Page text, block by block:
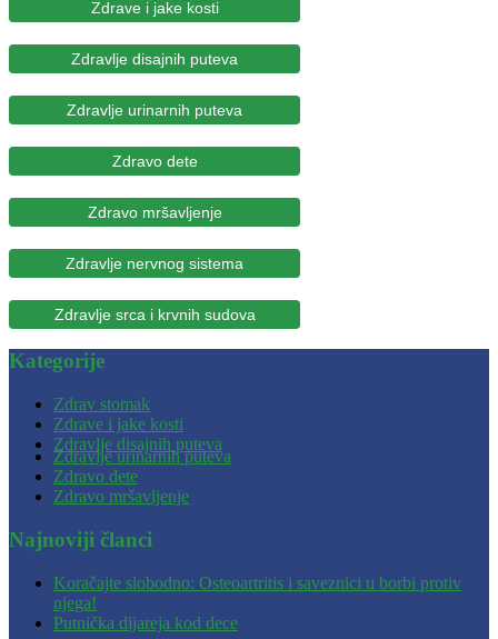
Zdrave i jake kosti
Zdravlje disajnih puteva
Zdravlje urinarnih puteva
Zdravo dete
Zdravo mršavljenje
Zdravlje nervnog sistema
Zdravlje srca i krvnih sudova
Kategorije
Zdrav stomak
Zdrave i jake kosti
Zdravlje disajnih puteva
Zdravlje urinarnih puteva
Zdravo dete
Zdravo mršavljenje
Najnoviji članci
Koračajte slobodno: Osteoartritis i saveznici u borbi protiv
njega!
Putnička dijareja kod dece